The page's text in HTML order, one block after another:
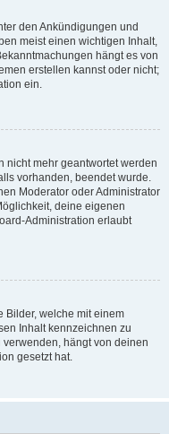
den Ankündigungen und
meist einen wichtigen Inhalt,
hängt es von
erstellen kannst oder nicht;
ein.
nicht mehr geantwortet werden
vorhanden, beendet wurde.
Moderator oder Administrator
deine eigenen
Administration erlaubt
Bilder, welche mit einem
Inhalt kennzeichnen zu
hängt von deinen
gesetzt hat.